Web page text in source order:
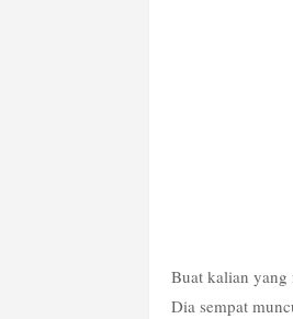
Buat kalian
Dia sempat